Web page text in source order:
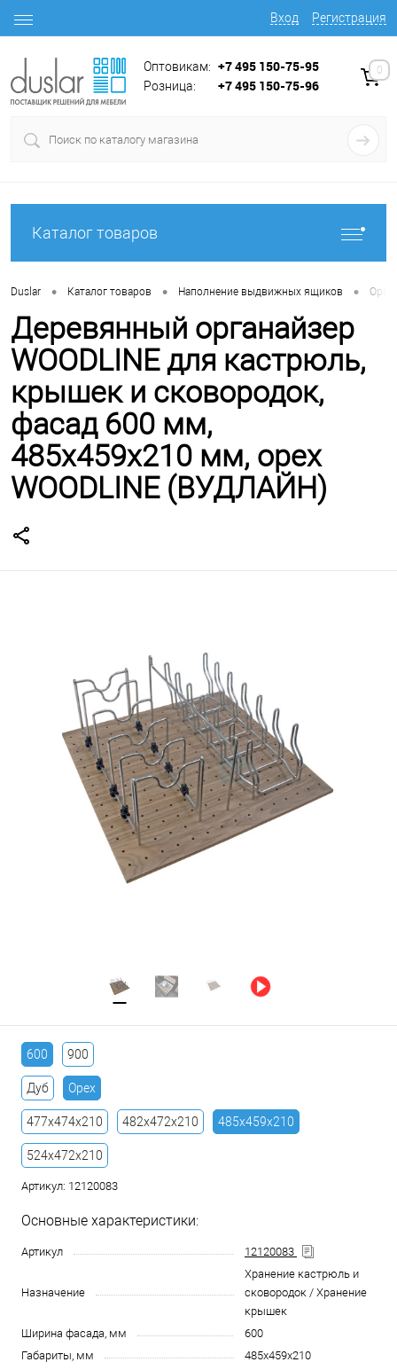
Вход Регистрация
Оптовикам: +7 495 150-75-95
Розница: +7 495 150-75-96
0
Каталог товаров
Duslar • Каталог товаров • Наполнение выдвижных ящиков •
Деревянный органайзер
WOODLINE для кастрюль,
крышек и сковородок,
фасад 600 мм,
485x459х210 мм, орех
WOODLINE (ВУДЛАЙН)
600 900
Дуб Орех
477х474х210 482х472х210 485х459х210
524х472х210
Артикул: 12120083
Основные характеристики:
Артикул 12120083
Назначение
Хранение кастрюль и
сковородок / Хранение
крышек
Ширина фасада, мм
600
Габариты, мм
485x459x210